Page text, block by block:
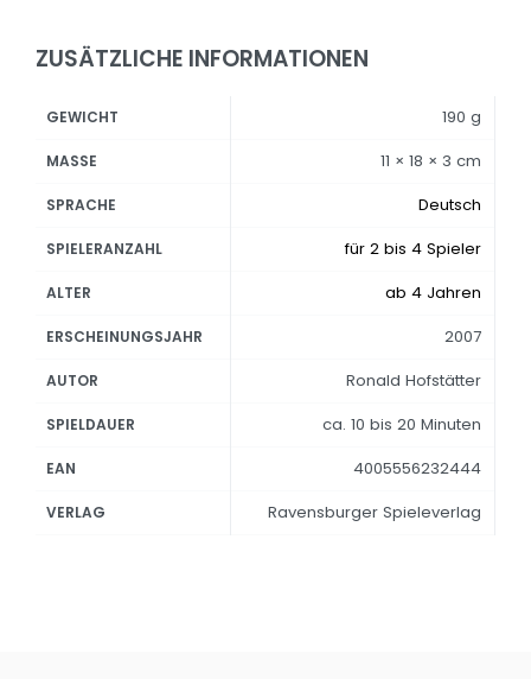
ZUSÄTZLICHE INFORMATIONEN
GEWICHT 190 g
MASSE 11 × 18 × 3 cm
SPRACHE Deutsch
SPIELERANZAHL für 2 bis 4 Spieler
ALTER ab 4 Jahren
ERSCHEINUNGSJAHR 2007
AUTOR Ronald Hofstätter
SPIELDAUER ca. 10 bis 20 Minuten
EAN 4005556232444
VERLAG Ravensburger Spieleverlag